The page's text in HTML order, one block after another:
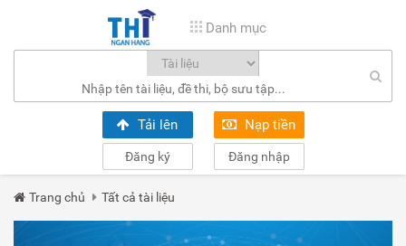
Danh mục
Tải lên Nạp tiền
Đăng ký Đăng nhập
Trang chủ Tất cả tài liệu